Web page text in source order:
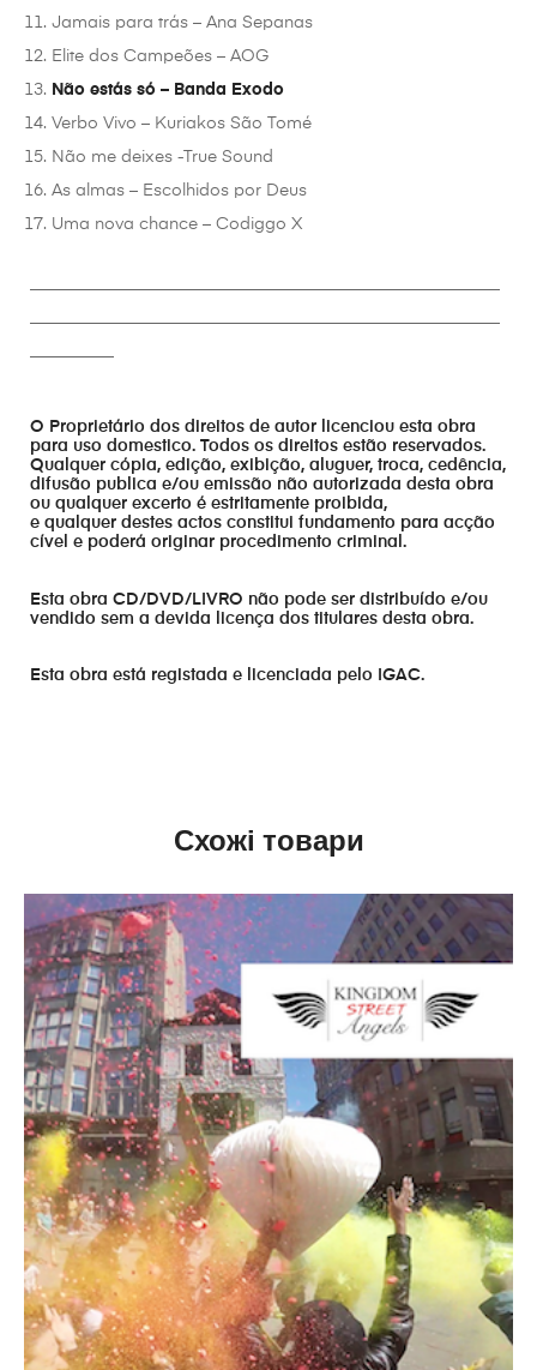
Jamais para trás – Ana Sepanas
Elite dos Campeões – AOG
Não estás só – Banda Exodo
Verbo Vivo – Kuriakos São Tomé
Não me deixes -True Sound
As almas – Escolhidos por Deus
Uma nova chance – Codiggo X
O Proprietário dos direitos de autor licenciou esta obra
para uso domestico. Todos os direitos estão reservados.
Qualquer cópia, edição, exibição, aluguer, troca, cedência,
difusão publica e/ou emissão não autorizada desta obra
ou qualquer excerto é estritamente proibida,
e qualquer destes actos constitui fundamento para acção
cível e poderá originar procedimento criminal.
Esta obra CD/DVD/LIVRO não pode ser distribuído e/ou
vendido sem a devida licença dos titulares desta obra.
Esta obra está registada e licenciada pelo IGAC.
Схожі товари